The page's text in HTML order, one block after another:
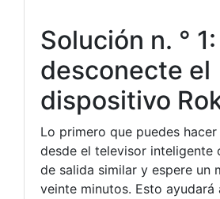
Solución n. ° 1:
desconecte el
dispositivo
Lo primero que puedes
desde el televisor inteligente
de salida similar y espere un
veinte minutos. Esto ayudará